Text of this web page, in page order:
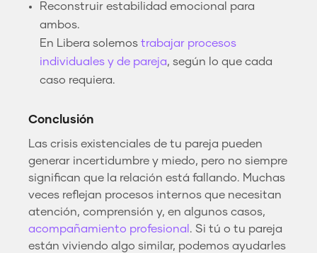
Reconstruir estabilidad emocional para
ambos.
En Libera solemos trabajar procesos
individuales y de pareja, según lo que cada
caso requiera.
Conclusión
Las crisis existenciales de tu pareja pueden
generar incertidumbre y miedo, pero no siempre
significan que la relación está fallando. Muchas
veces reflejan procesos internos que necesitan
atención, comprensión y, en algunos casos,
acompañamiento profesional . Si tú o tu pareja
están viviendo algo similar, podemos ayudarles